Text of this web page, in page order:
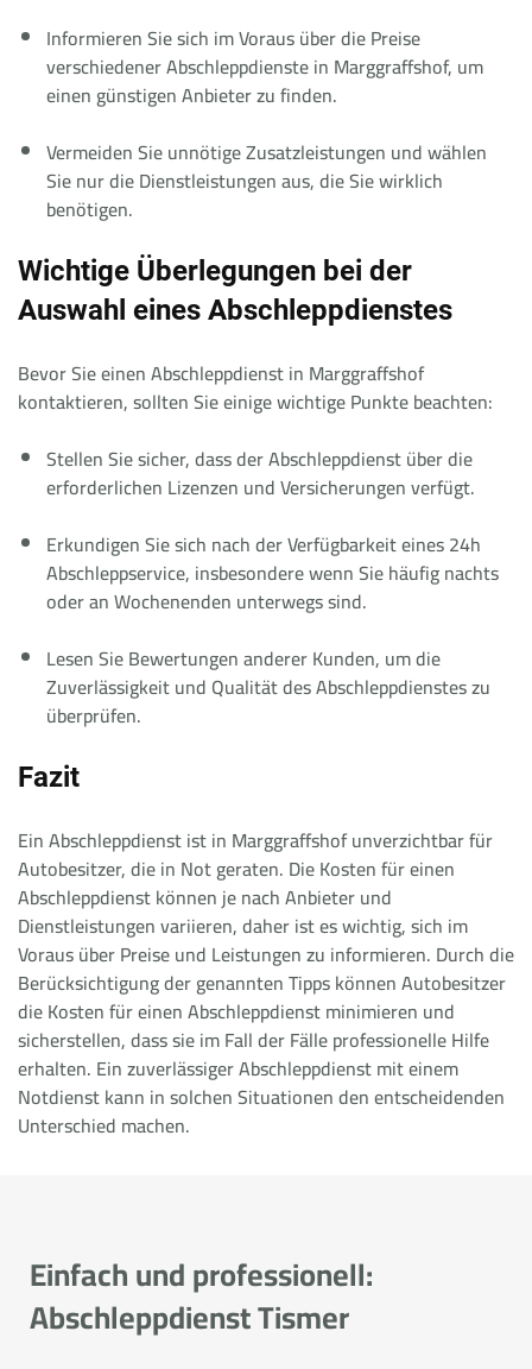
Informieren Sie sich im Voraus über die Preise
verschiedener Abschleppdienste in Marggraffshof, um
einen günstigen Anbieter zu finden.
Vermeiden Sie unnötige Zusatzleistungen und wählen
Sie nur die Dienstleistungen aus, die Sie wirklich
benötigen.
Wichtige Überlegungen bei der
Auswahl eines Abschleppdienstes
Bevor Sie einen Abschleppdienst in Marggraffshof
kontaktieren, sollten Sie einige wichtige Punkte beachten:
Stellen Sie sicher, dass der Abschleppdienst über die
erforderlichen Lizenzen und Versicherungen verfügt.
Erkundigen Sie sich nach der Verfügbarkeit eines 24h
Abschleppservice, insbesondere wenn Sie häufig nachts
oder an Wochenenden unterwegs sind.
Lesen Sie Bewertungen anderer Kunden, um die
Zuverlässigkeit und Qualität des Abschleppdienstes zu
überprüfen.
Fazit
Ein Abschleppdienst ist in Marggraffshof unverzichtbar für
Autobesitzer, die in Not geraten. Die Kosten für einen
Abschleppdienst können je nach Anbieter und
Dienstleistungen variieren, daher ist es wichtig, sich im
Voraus über Preise und Leistungen zu informieren. Durch die
Berücksichtigung der genannten Tipps können Autobesitzer
die Kosten für einen Abschleppdienst minimieren und
sicherstellen, dass sie im Fall der Fälle professionelle Hilfe
erhalten. Ein zuverlässiger Abschleppdienst mit einem
Notdienst kann in solchen Situationen den entscheidenden
Unterschied machen.
Einfach und professionell:
Abschleppdienst Tismer